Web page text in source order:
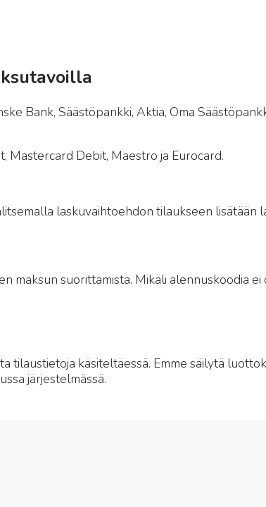
Bank, Säästöpankki, Aktia, Oma
Mastercard Debit, Maestro ja Eurocard.
laskuvaihtoehdon tilaukseen lisätään
suorittamista. Mikäli alennuskoodia
käsiteltäessä. Emme säilytä
järjestelmässä.